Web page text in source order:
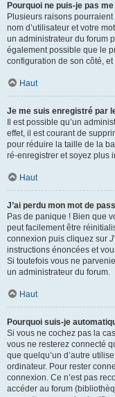
Pourquoi ne puis-je pas
Plusieurs raisons
nom d’utilisateur et votre
un administrateur du forum
également possible que le
configuration de son côté, et
Haut
Je me suis enregistré par
Il est possible qu’un
effet, il est courant de
pour réduire la taille de la
ré-enregistrer et soyez plus
Haut
J’ai perdu mon mot de
Pas de panique ! Bien que
peut facilement être
connexion puis cliquez sur
instructions énoncées et
Si toutefois vous ne
un administrateur du forum.
Haut
Pourquoi suis-je
Si vous ne cochez pas la
vous ne resterez connecté
que quelqu’un d’autre
ordinateur. Pour rester
connexion. Ce n’est pas
accéder au forum